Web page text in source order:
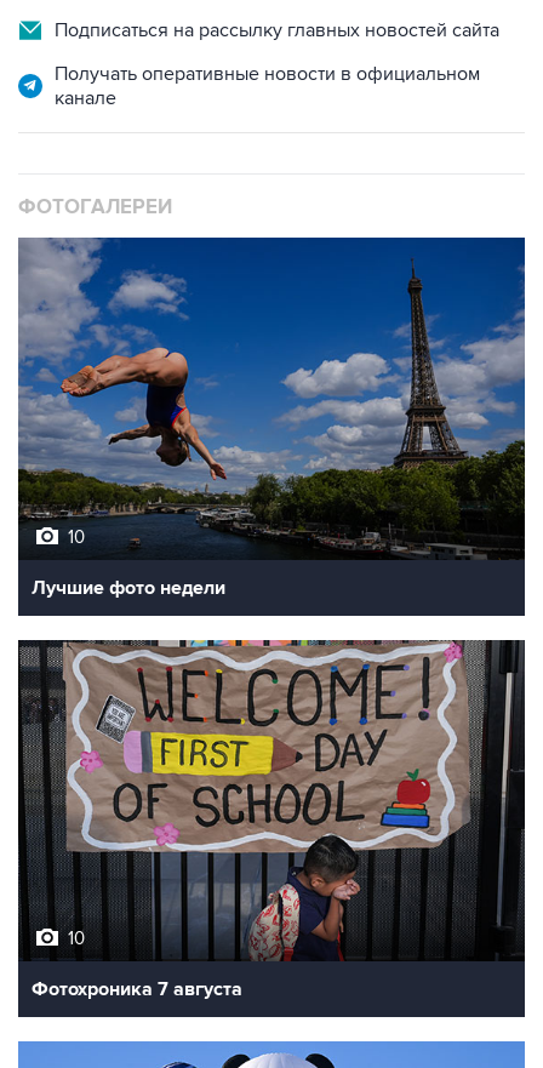
Подписаться на рассылку главных новостей сайта
Получать оперативные новости в официальном
канале
ФОТОГАЛЕРЕИ
10
Лучшие фото недели
10
Фотохроника 7 августа